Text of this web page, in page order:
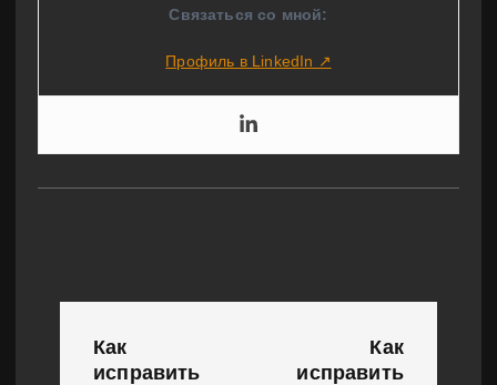
Связаться со мной:
Профиль в LinkedIn ↗
Как
исправить
Как
исправить